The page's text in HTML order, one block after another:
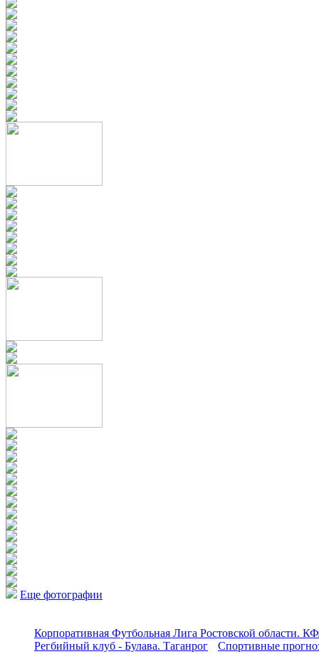
Еще фотографии
Корпоративная Футбольная Лига Ростовской области.
Регбийный клуб - Булава. Таганрог
Спортивные